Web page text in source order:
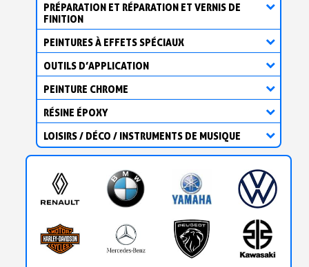
PRÉPARATION ET RÉPARATION ET VERNIS DE
FINITION
PEINTURES À EFFETS SPÉCIAUX
OUTILS D’APPLICATION
PEINTURE CHROME
RÉSINE ÉPOXY
LOISIRS / DÉCO / INSTRUMENTS DE MUSIQUE